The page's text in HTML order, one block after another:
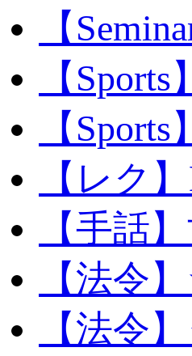
【
【
【
【レク
【手話
【法令
【法令